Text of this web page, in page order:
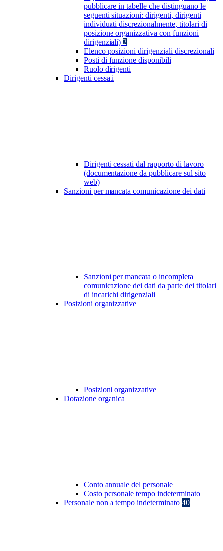
pubblicare in tabelle che distinguano le
seguenti situazioni: dirigenti, dirigenti
individuati discrezionalmente, titolari di
posizione organizzativa con funzioni
dirigenziali) 2
Elenco posizioni dirigenziali discrezionali
Posti di funzione disponibili
Ruolo dirigenti
Dirigenti cessati
Dirigenti cessati dal rapporto di lavoro
(documentazione da pubblicare sul sito
web)
Sanzioni per mancata comunicazione dei dati
Sanzioni per mancata o incompleta
comunicazione dei dati da parte dei titolari
di incarichi dirigenziali
Posizioni organizzative
Posizioni organizzative
Dotazione organica
Conto annuale del personale
Costo personale tempo indeterminato
Personale non a tempo indeterminato 40